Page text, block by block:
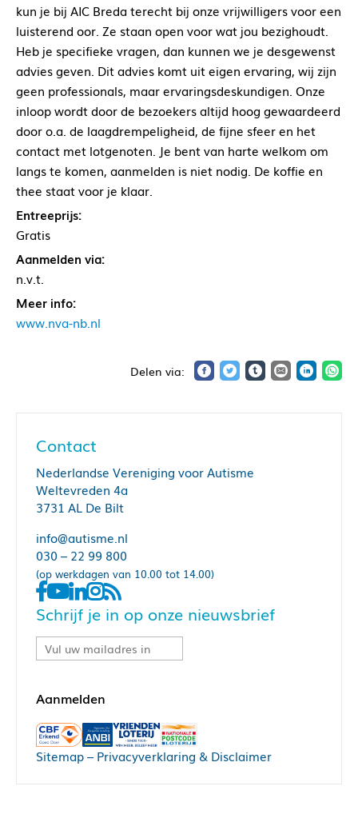
kun je bij AIC Breda terecht bij onze vrijwilligers voor een
luisterend oor. Ze staan open voor wat jou bezighoudt.
Heb je specifieke vragen, dan kunnen we je desgewenst
advies geven. Dit advies komt uit eigen ervaring, wij zijn
geen professionals, maar ervaringsdeskundigen. Onze
inloop wordt door de bezoekers altijd hoog gewaardeerd
door o.a. de laagdrempeligheid, de fijne sfeer en het
contact met lotgenoten. Je bent van harte welkom om
langs te komen, aanmelden is niet nodig. De koffie en
thee staat voor je klaar.
Entreeprijs:
Gratis
Aanmelden via:
n.v.t.
Meer info:
www.nva-nb.nl
Contact
Nederlandse Vereniging voor Autisme
Weltevreden 4a
3731 AL De Bilt
info@autisme.nl
030 – 22 99 800
(op werkdagen van 10.00 tot 14.00)
Schrijf je in op onze nieuwsbrief
Sitemap– Privacyverklaring & Disclaimer